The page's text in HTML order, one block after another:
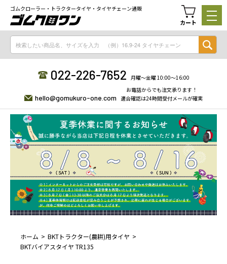
ゴムクローラー・トラクタータイヤ・タイヤチェーン通販
カート
022-226-7652 月曜〜金曜 10:00〜16:00
hello@gomukuro-one.com
お電話からでも注文承ります！
適合確認は24時間受付メールが確実
ホーム
BKTトラクター(農耕)用タイヤ
BKTバイアスタイヤ TR135